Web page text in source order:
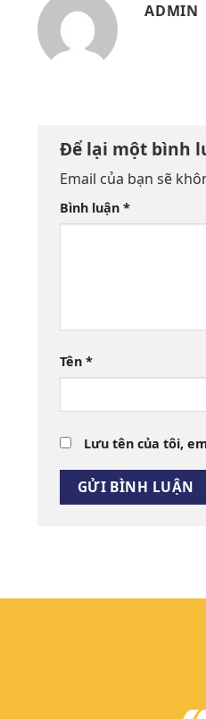
ADMIN
Để lại một bình
Email của bạn sẽ
Bình luận *
Tên *
Lưu tên của tôi,